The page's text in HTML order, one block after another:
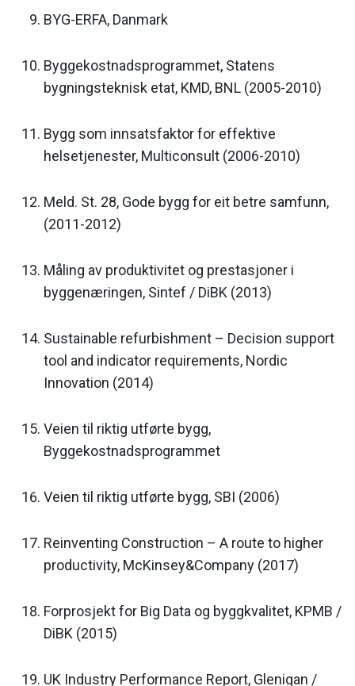
BYG-ERFA, Danmark
Byggekostnadsprogrammet, Statens
bygningsteknisk etat, KMD, BNL (2005-2010)
Bygg som innsatsfaktor for effektive
helsetjenester, Multiconsult (2006-2010)
Meld. St. 28, Gode bygg for eit betre samfunn,
(2011-2012)
Måling av produktivitet og prestasjoner i
byggenæringen, Sintef / DiBK (2013)
Sustainable refurbishment – Decision support
tool and indicator requirements, Nordic
Innovation (2014)
Veien til riktig utførte bygg,
Byggekostnadsprogrammet
Veien til riktig utførte bygg, SBI (2006)
Reinventing Construction – A route to higher
productivity, McKinsey&Company (2017)
Forprosjekt for Big Data og byggkvalitet, KPMB /
DiBK (2015)
UK Industry Performance Report, Glenigan /